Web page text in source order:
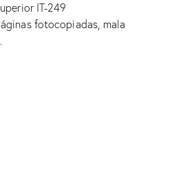
IT-249
fotocopiadas, mala